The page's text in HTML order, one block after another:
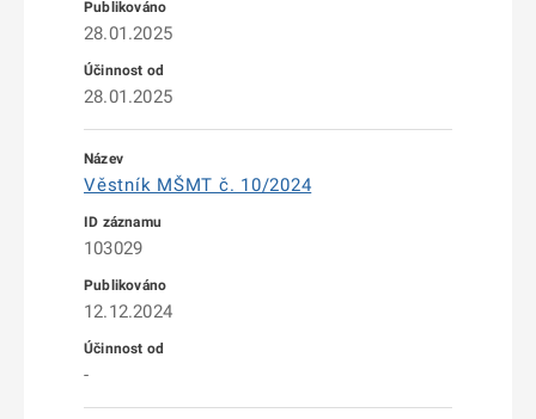
28.01.2025
28.01.2025
Věstník MŠMT č. 10/2024
103029
12.12.2024
-